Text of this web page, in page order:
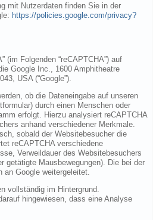
mit Nutzerdaten finden Sie in der
https://policies.google.com/privacy?
(im Folgenden “reCAPTCHA”) auf
Google Inc., 1600 Amphitheatre
USA (“Google”).
ob die Dateneingabe auf unseren
durch einen Menschen oder
erfolgt. Hierzu analysiert reCAPTCHA
anhand verschiedener Merkmale.
sobald der Websitebesucher die
reCAPTCHA verschiedene
Verweildauer des Websitebesuchers
getätigte Mausbewegungen). Die bei der
Google weitergeleitet.
vollständig im Hintergrund.
hingewiesen, dass eine Analyse